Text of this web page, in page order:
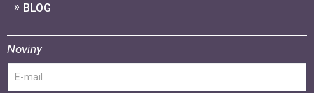
BLOG
Noviny